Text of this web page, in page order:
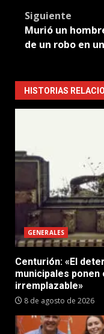
Siguiente
Murió un
de un robo en
HISTORIAS
GENERALES
Centurión: «El
municipales
irremplazable»
8 de agosto de 2026